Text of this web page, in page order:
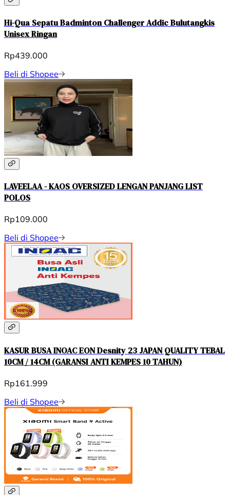
Hi-Qua Sepatu Badminton Challenger Addic Bulutangkis
Unisex Ringan
Rp439.000
Beli di Shopee
LAVEELAA - KAOS OVERSIZED LENGAN PANJANG LIST
POLOS
Rp109.000
Beli di Shopee
KASUR BUSA INOAC EON Desnity 23 JAPAN QUALITY TEBAL
10CM / 14CM (GARANSI ANTI KEMPES 10 TAHUN)
Rp161.999
Beli di Shopee